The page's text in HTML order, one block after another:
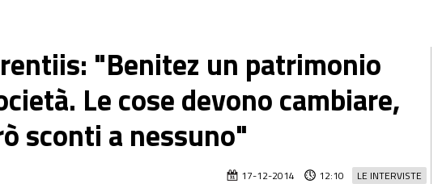
"Benitez un patrimonio
Le cose devono cambiare,
sconti a nessuno"
LE INTERVISTE
17-12-2014 12:10